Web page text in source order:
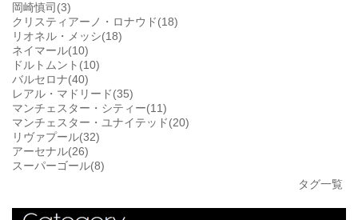
岡崎慎司(3)
クリスティアーノ・ロナウド(18)
リオネル・メッシ(18)
ネイマール(10)
ドルトムント(10)
バルセロナ(40)
レアル・マドリード(35)
マンチェスター・シティー(11)
マンチェスター・ユナイテッド(20)
リヴァプール(32)
アーセナル(26)
スーパーゴール(8)
タグ一覧